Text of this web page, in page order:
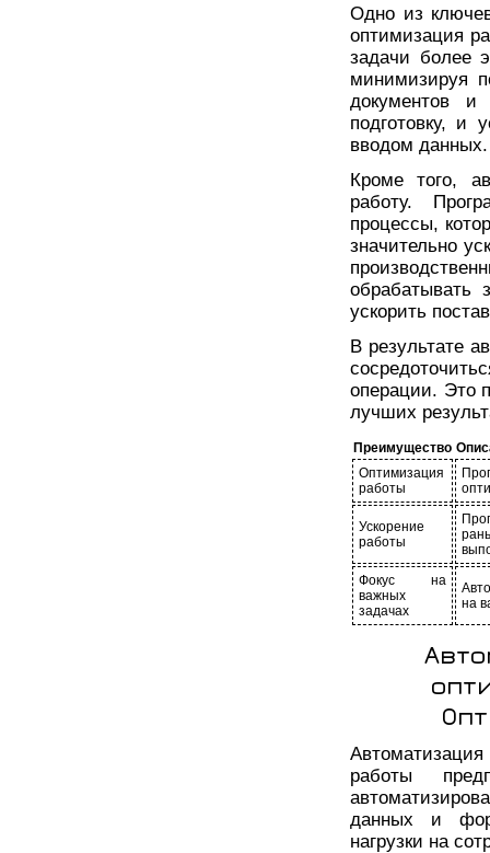
Одно из
оптимизация
задачи более
минимизируя
документов и
подготовку, и
вводом данных.
Кроме того,
работу.
процессы,
значительно
обрабатывать
ускорить
В результате
операции. Это
лучших
Преимущество
Оптимизация
работы
Ускорение
работы
Фокус на
важных
задачах
на
работы
данных и
нагрузки на